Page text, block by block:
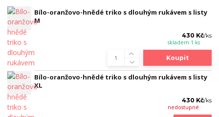
Bílo-oranžovo-hnědé triko s dlouhým rukávem s listy
M
430 Kč/ks
skladem 1 ks
Koupit
Bílo-oranžovo-hnědé triko s dlouhým rukávem s listy
XL
430 Kč/ks
nedostupné